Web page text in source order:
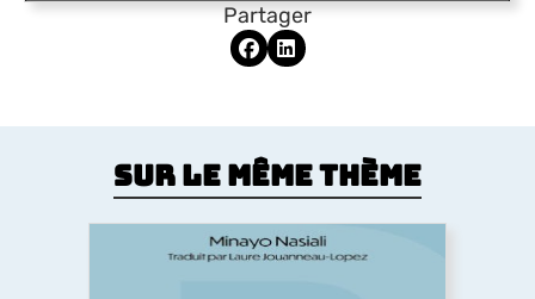
Partager
Sur le même thème